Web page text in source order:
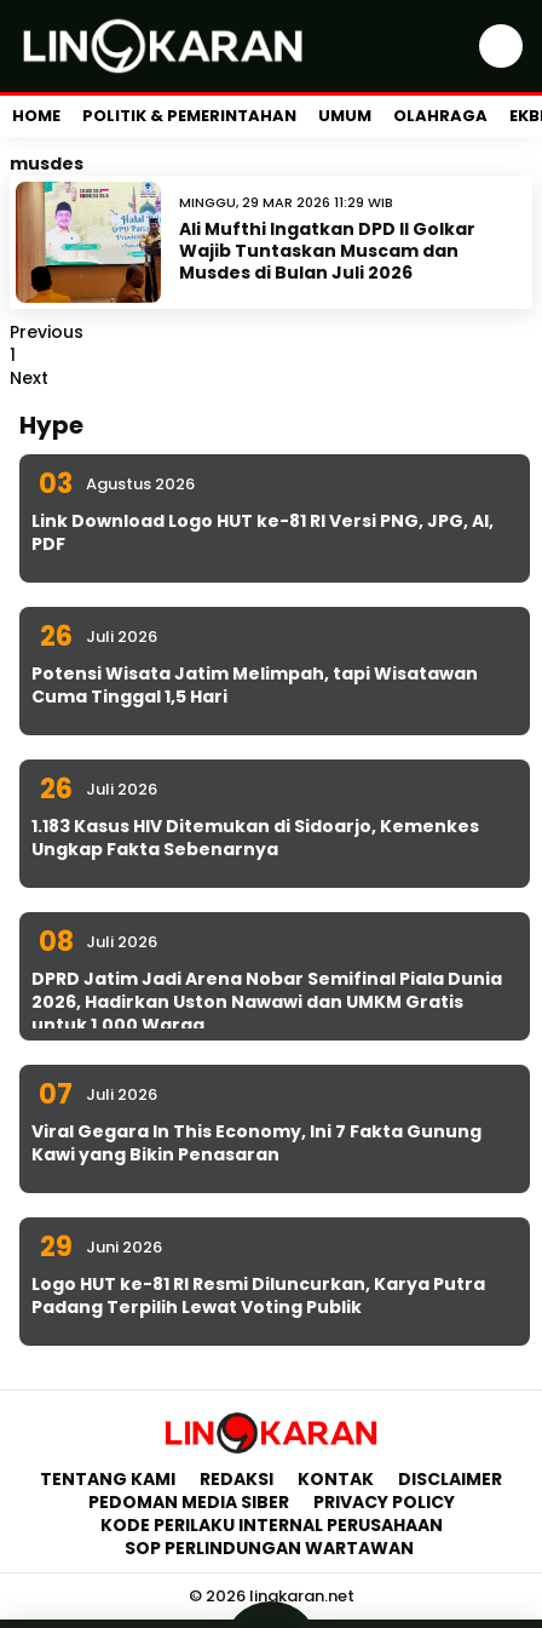
HOME POLITIK & PEMERINTAHAN UMUM OLAHRAGA
musdes
MINGGU, 29 MAR 2026 11:29 WIB
Ali Mufthi Ingatkan DPD II Golkar
Wajib Tuntaskan Muscam dan
Musdes di Bulan Juli 2026
Previous
1
Next
Hype
03 Agustus 2026
Link Download Logo HUT ke-81 RI Versi PNG, JPG, AI,
PDF
26 Juli 2026
Potensi Wisata Jatim Melimpah, tapi Wisatawan
Cuma Tinggal 1,5 Hari
26 Juli 2026
1.183 Kasus HIV Ditemukan di Sidoarjo, Kemenkes
Ungkap Fakta Sebenarnya
08 Juli 2026
DPRD Jatim Jadi Arena Nobar Semifinal Piala Dunia
2026, Hadirkan Uston Nawawi dan UMKM Gratis
untuk 1.000 Warga
07 Juli 2026
Viral Gegara In This Economy, Ini 7 Fakta Gunung
Kawi yang Bikin Penasaran
29 Juni 2026
Logo HUT ke-81 RI Resmi Diluncurkan, Karya Putra
Padang Terpilih Lewat Voting Publik
TENTANG KAMI REDAKSI KONTAK
DISCLAIMER
PEDOMAN MEDIA SIBER
PRIVACY POLICY
KODE PERILAKU INTERNAL PERUSAHAAN
SOP PERLINDUNGAN WARTAWAN
© 2026 lingkaran.net